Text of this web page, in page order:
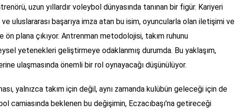
uzun yıllardır voleybol dünyasında tanınan bir figür. Kariyeri
uluslararası başarıya imza atan bu isim, oyuncularla olan iletişimi ve
ön plana çıkıyor. Antrenman metodolojisi, takım ruhunu
yetenekleri geliştirmeye odaklanmış durumda. Bu yaklaşım,
ulaşmasında önemli bir rol oynayacağı düşünülüyor.
yalnızca takım için değil, aynı zamanda kulübün geleceği için de
camiasında beklenen bu değişimin, Eczacıbaşı'na getireceği